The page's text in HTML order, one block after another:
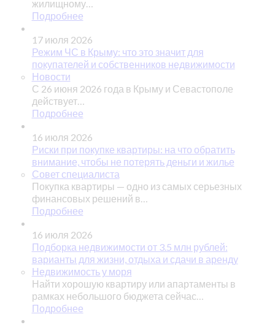
жилищному…
Подробнее
17 июля 2026
Режим ЧС в Крыму: что это значит для
покупателей и собственников недвижимости
Новости
С 26 июня 2026 года в Крыму и Севастополе
действует…
Подробнее
16 июля 2026
Риски при покупке квартиры: на что обратить
внимание, чтобы не потерять деньги и жилье
Совет специалиста
Покупка квартиры — одно из самых серьезных
финансовых решений в…
Подробнее
16 июля 2026
Подборка недвижимости от 3.5 млн рублей:
варианты для жизни, отдыха и сдачи в аренду
Недвижимость у моря
Найти хорошую квартиру или апартаменты в
рамках небольшого бюджета сейчас…
Подробнее